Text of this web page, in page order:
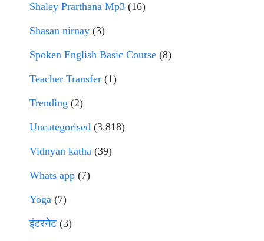
Shaley Prarthana Mp3 (16)
Shasan nirnay (3)
Spoken English Basic Course (8)
Teacher Transfer (1)
Trending (2)
Uncategorised (3,818)
Vidnyan katha (39)
Whats app (7)
Yoga (7)
इंटरनेट(3)